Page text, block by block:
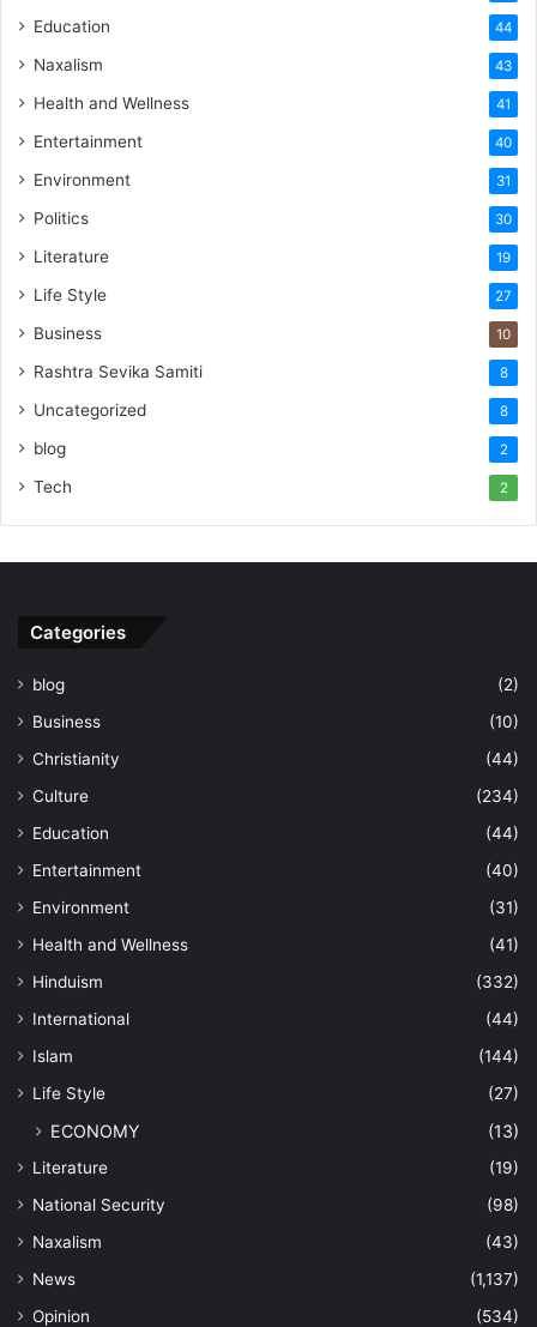
Education 44
Naxalism 43
Health and Wellness 41
Entertainment 40
Environment 31
Politics 30
Literature 19
Life Style 27
Business 10
Rashtra Sevika Samiti 8
Uncategorized 8
blog 2
Tech 2
Categories
blog
(2)
Business
(10)
Christianity
(44)
Culture
(234)
Education
(44)
Entertainment
(40)
Environment
(31)
Health and Wellness
(41)
Hinduism
(332)
International
(44)
Islam
(144)
Life Style
(27)
ECONOMY (13)
Literature
(19)
National Security
(98)
Naxalism
(43)
News
(1,137)
Opinion
(534)